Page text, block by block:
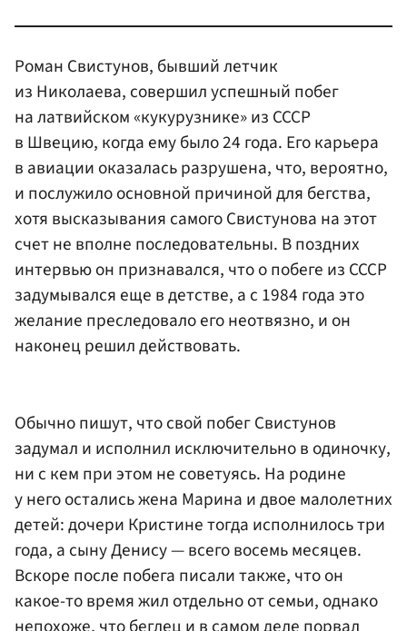
Роман Свистунов, бывший летчик
из Николаева, совершил успешный побег
на латвийском «кукурузнике» из СССР
в Швецию, когда ему было 24 года. Его карьера
в авиации оказалась разрушена, что, вероятно,
и послужило основной причиной для бегства,
хотя высказывания самого Свистунова на этот
счет не вполне последовательны. В поздних
интервью он признавался, что о побеге из СССР
задумывался еще в детстве, а с 1984 года это
желание преследовало его неотвязно, и он
наконец решил действовать.
Обычно пишут, что свой побег Свистунов
задумал и исполнил исключительно в одиночку,
ни с кем при этом не советуясь. На родине
у него остались жена Марина и двое малолетних
детей: дочери Кристине тогда исполнилось три
года, а сыну Денису — всего восемь месяцев.
Вскоре после побега писали также, что он
какое-то время жил отдельно от семьи, однако